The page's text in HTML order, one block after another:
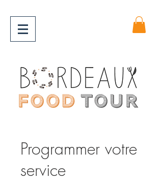
Programmer votre
service